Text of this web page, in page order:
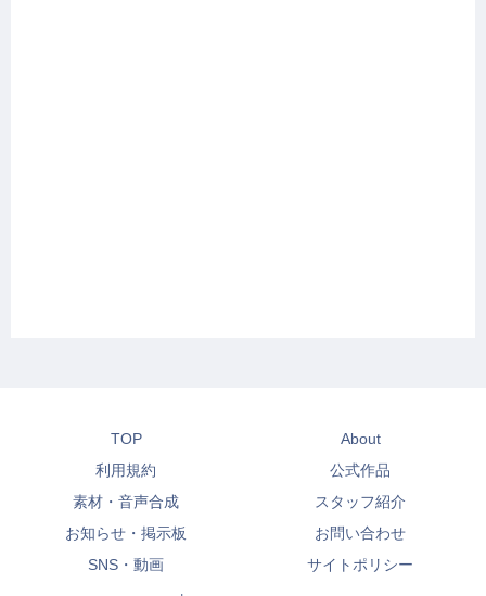
TOP
About
利用規約
公式作品
素材・音声合成
スタッフ紹介
お知らせ・掲示板
お問い合わせ
SNS・動画
サイトポリシー